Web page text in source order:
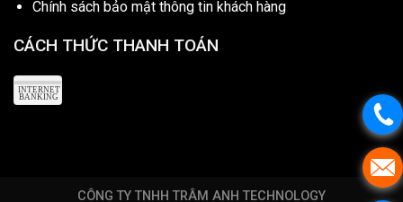
Chính sách bảo mật thông tin khách hàng
CÁCH THỨC THANH TOÁN
CÔNG TY TNHH TRÂM ANH TECHNOLOGY